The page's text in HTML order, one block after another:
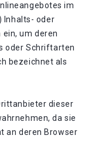
im
Inhalts- oder
um deren
oder Schriftarten
bezeichnet als
dieser
da sie
an deren Browser